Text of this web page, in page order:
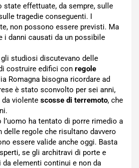
effettuate, da sempre, sulle
tragedie conseguenti. I
non possono essere previsti. Ma
i danni causati da un possibile
studiosi discutevano delle
costruire edifici con regole
Romagna bisogna ricordare ad
è stato sconvolto per sei anni,
da violente scosse di terremoto, che
l’uomo ha tentato di porre rimedio a
regole che risultano davvero
essere valide anche oggi. Basta
se gli architravi di porte e
elementi continui e non da